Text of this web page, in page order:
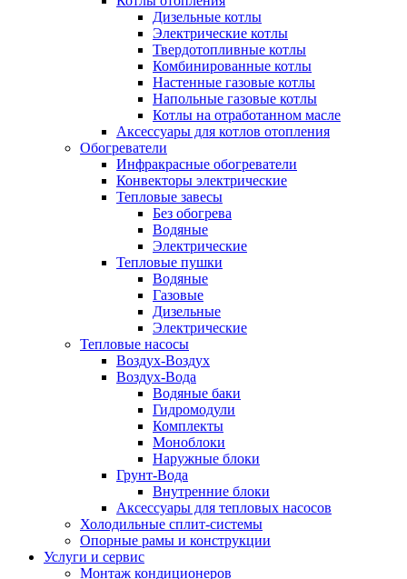
Дизельные котлы
Электрические котлы
Твердотопливные котлы
Комбинированные котлы
Настенные газовые котлы
Напольные газовые котлы
Котлы на отработанном масле
Аксессуары для котлов отопления
Обогреватели
Инфракрасные обогреватели
Конвекторы электрические
Тепловые завесы
Без обогрева
Водяные
Электрические
Тепловые пушки
Водяные
Газовые
Дизельные
Электрические
Тепловые насосы
Воздух-Воздух
Воздух-Вода
Водяные баки
Гидромодули
Комплекты
Моноблоки
Наружные блоки
Грунт-Вода
Внутренние блоки
Аксессуары для тепловых насосов
Холодильные сплит-системы
Опорные рамы и конструкции
Услуги и сервис
Монтаж кондиционеров